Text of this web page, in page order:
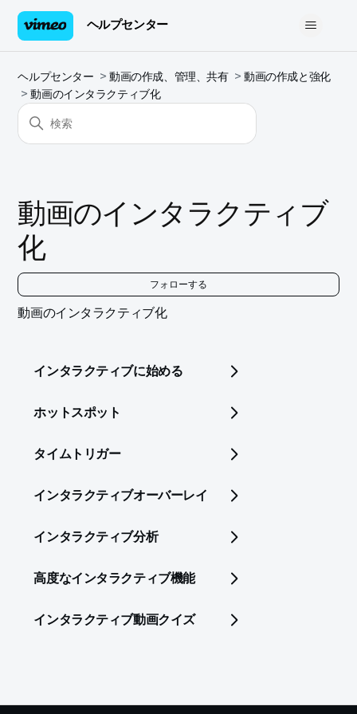
ヘルプセンター
ヘルプセンター 動画の作成、管理、共有
動画の作成と強化
動画のインタラクティブ化
動画のインタラクティブ
化
フォローする
0
動画のインタラクティブ化
インタラクティブに始める
ホットスポット
タイムトリガー
インタラクティブオーバーレイ
インタラクティブ分析
高度なインタラクティブ機能
インタラクティブ動画クイズ